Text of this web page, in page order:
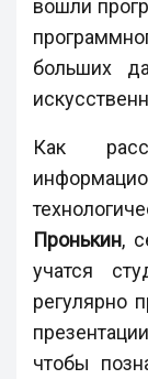
вошли
больших
Как
Пронькин,
учатся
регулярно
чтобы